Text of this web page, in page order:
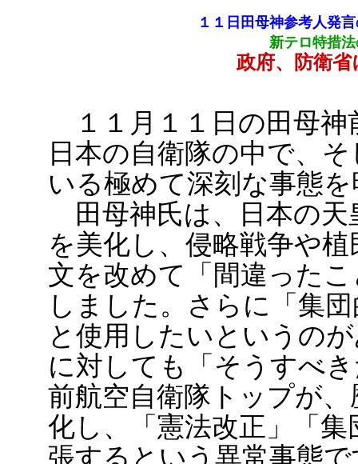
１１日田母神参考人発
新テロ特措
政府、防衛
１１月１１日の田母神
日本の自衛隊の中で、
いる極めて深刻な事態
田母神氏は、日本の天
を美化し、侵略戦争や
文を改めて「間違った
しました。さらに「集
と使用したいというの
に対しても「そうすべ
前航空自衛隊トップが
化し、「憲法改正」「
張するという異常事態